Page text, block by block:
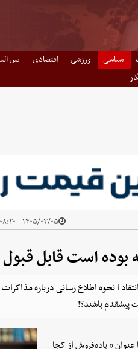
سیاسی ورزشی اقتصادی بین
۱۴۰۵/۰۳/۰۵ - ۰۸:۲۰
بوده است قابل
ا نحوه اطلاع رسانی درباره
پیشقدم باشند؟!
« باده‌فروش از کجا